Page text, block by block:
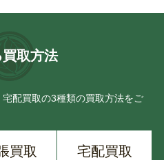
取方法
配買取の3種類の買取方法をご
買取 宅配買取